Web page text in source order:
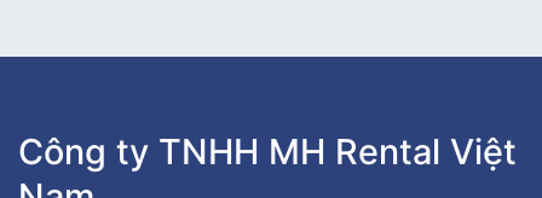
Công ty TNHH MH Rental Việt